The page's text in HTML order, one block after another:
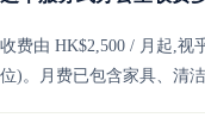
收费由 HK$2,500 / 月起,视
位)。月费已包含家具、清洁